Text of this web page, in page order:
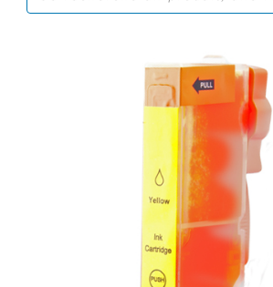
PRODUITS